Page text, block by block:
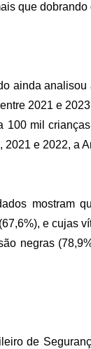
que
ainda
2021 e
mil
e 2022, a
mostram
e cujas
negras
de